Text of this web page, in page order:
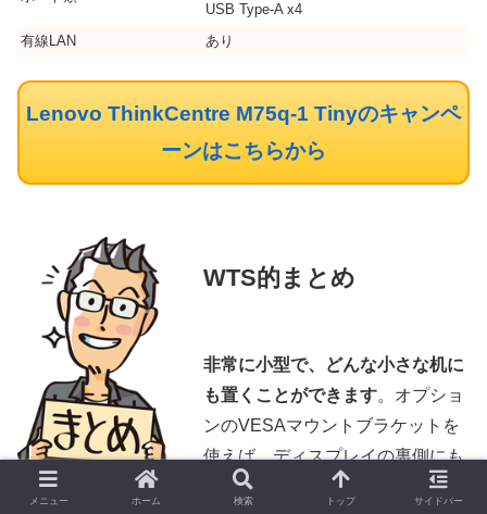
USB Type-A x4
有線LAN
あり
Lenovo ThinkCentre M75q-1 Tinyのキャンペ
ーンはこちらから
WTS的まとめ
非常に小型で、どんな小さな机に
も置くことができます。オプショ
ンのVESAマウントブラケットを
使えば、ディスプレイの裏側にも
搭載できてしまうので、完全に姿
メニュー ホーム 検索 トップ サイドバー